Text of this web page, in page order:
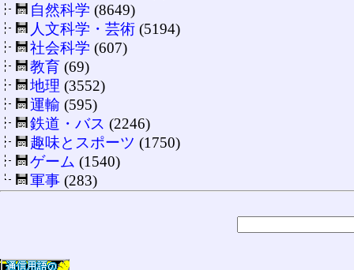
自然科学 (8649)
人文科学・芸術 (5194)
社会科学 (607)
教育 (69)
地理 (3552)
運輸 (595)
鉄道・バス (2246)
趣味とスポーツ (1750)
ゲーム (1540)
軍事 (283)